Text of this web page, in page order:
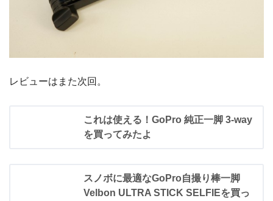
レビューはまた次回。
これは使える！GoPro 純正一脚 3-way
を買ってみたよ
スノボに最適なGoPro自撮り棒一脚
Velbon ULTRA STICK SELFIEを買っ